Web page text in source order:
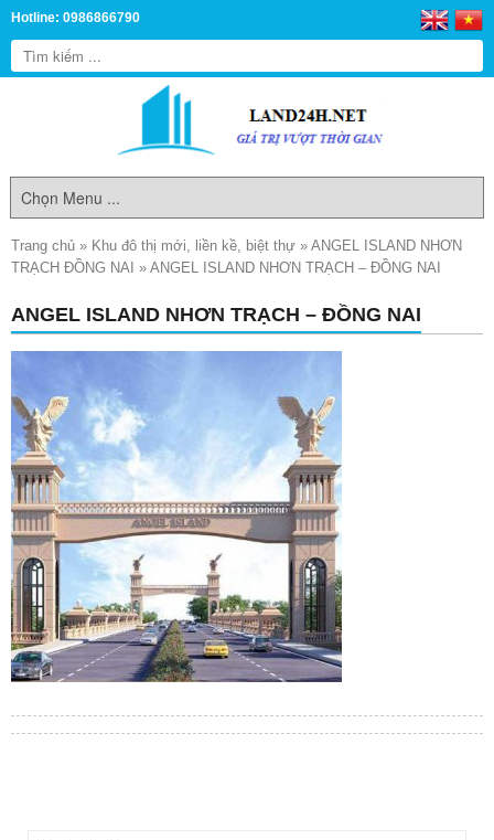
Hotline: 0986866790
Trang chủ » Khu đô thị mới, liền kề, biệt thự » ANGEL ISLAND NHƠN
TRẠCH ĐỒNG NAI » ANGEL ISLAND NHƠN TRẠCH – ĐỒNG NAI
ANGEL ISLAND NHƠN TRẠCH – ĐỒNG NAI